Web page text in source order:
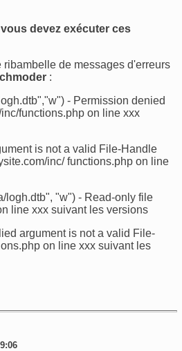
devez exécuter ces
de messages d'erreurs
:
- Permission denied
functions.php on line xxx
is not a valid File-Handle
inc/ functions.php on line
"w") - Read-only file
line xxx suivant les versions
argument is not a valid File-
on line xxx suivant les